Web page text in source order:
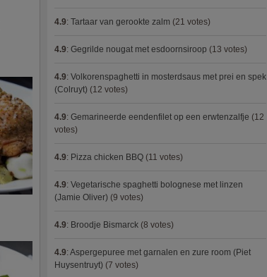
4.9: Tartaar van gerookte zalm (21 votes)
4.9: Gegrilde nougat met esdoornsiroop (13 votes)
4.9: Volkorenspaghetti in mosterdsaus met prei en spek
(Colruyt) (12 votes)
4.9: Gemarineerde eendenfilet op een erwtenzalfje (12
votes)
4.9: Pizza chicken BBQ (11 votes)
4.9: Vegetarische spaghetti bolognese met linzen
(Jamie Oliver) (9 votes)
4.9: Broodje Bismarck (8 votes)
4.9: Aspergepuree met garnalen en zure room (Piet
Huysentruyt) (7 votes)